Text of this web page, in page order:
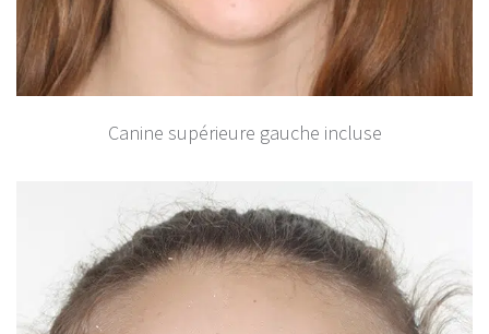
Canine supérieure gauche incluse